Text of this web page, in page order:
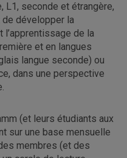
L1, seconde et étrangère,
de développer la
l’apprentissage de la
et en langues
langue seconde) ou
dans une perspective
(et leurs étudiants aux
sur une base mensuelle
membres (et des